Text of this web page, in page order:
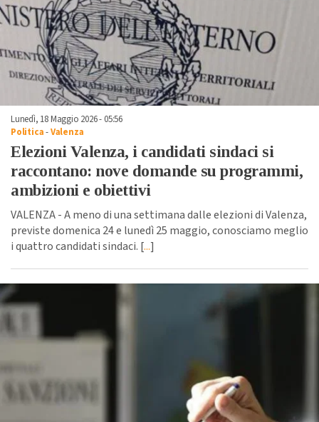
Lunedì, 18 Maggio 2026 - 05:56
Politica-Valenza
Elezioni Valenza, i candidati sindaci si
raccontano: nove domande su programmi,
ambizioni e obiettivi
VALENZA - A meno di una settimana dalle elezioni di Valenza,
previste domenica 24 e lunedì 25 maggio, conosciamo meglio
i quattro candidati sindaci. [...]